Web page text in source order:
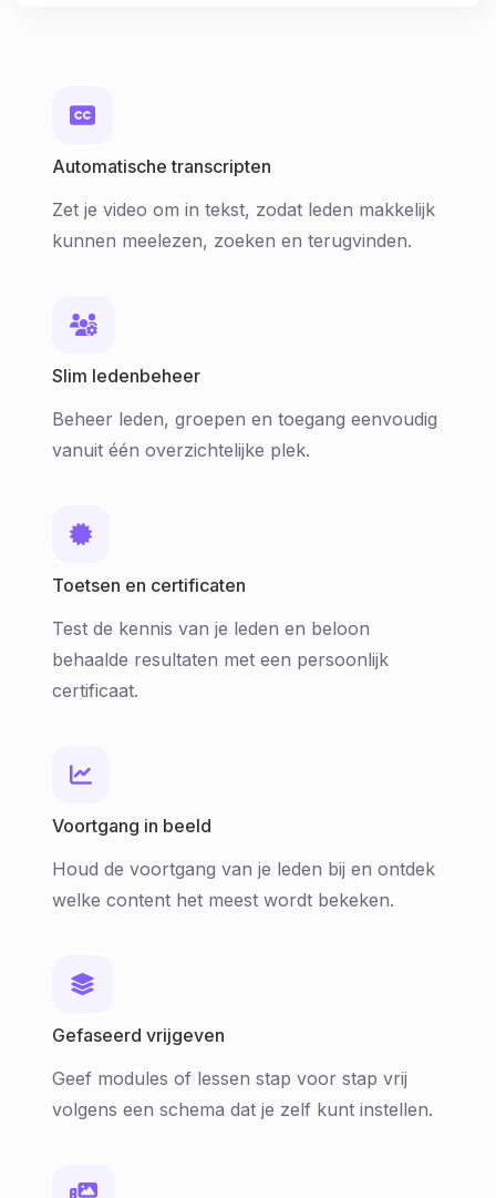
Automatische transcripten
Zet je video om in tekst, zodat leden makkelijk
kunnen meelezen, zoeken en terugvinden.
Slim ledenbeheer
Beheer leden, groepen en toegang eenvoudig
vanuit één overzichtelijke plek.
Toetsen en certificaten
Test de kennis van je leden en beloon
behaalde resultaten met een persoonlijk
certificaat.
Voortgang in beeld
Houd de voortgang van je leden bij en ontdek
welke content het meest wordt bekeken.
Gefaseerd vrijgeven
Geef modules of lessen stap voor stap vrij
volgens een schema dat je zelf kunt instellen.